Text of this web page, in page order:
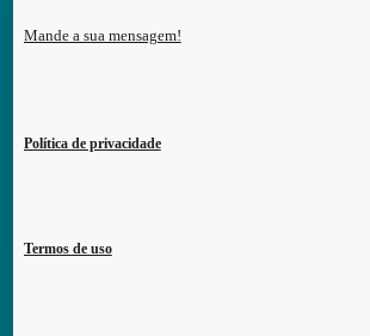
Mande a sua mensagem!
Política de privacidade
Termos de uso